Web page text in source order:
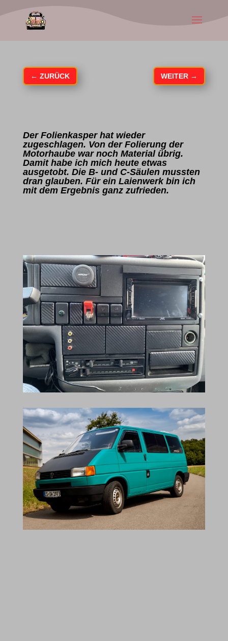
← ZURÜCK WEITER →
Der Folienkasper hat wieder
zugeschlagen. Von der Folierung der
Motorhaube war noch Material übrig.
Damit habe ich mich heute etwas
ausgetobt. Die B- und C-Säulen mussten
dran glauben. Für ein Laienwerk bin ich
mit dem Ergebnis ganz zufrieden.